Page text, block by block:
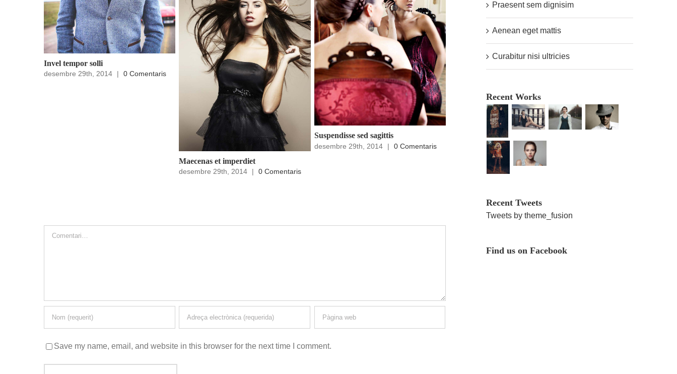
Invel tempor solli
desembre 29th, 2014 | 0 Comentaris
Maecenas et imperdiet
desembre 29th, 2014 | 0 Comentaris
Suspendisse sed sagittis
desembre 29th, 2014 | 0 Comentaris
Duis tempor turpis neque desembre 29th, 2014
Comment
Save my name, email, and website in this browser for the next time I comment.
Praesent sem dignisim
Aenean eget mattis
Curabitur nisi ultricies
Recent Works
Recent Tweets
Tweets by theme_fusion
Find us on Facebook